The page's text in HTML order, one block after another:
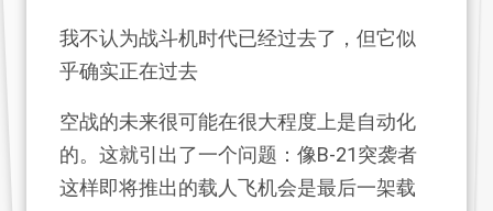
我不认为战斗机时代已经过去了，但它似
乎确实正在过去
空战的未来很可能在很大程度上是自动化
的。这就引出了一个问题：像B-21突袭者
这样即将推出的载人飞机会是最后一架载